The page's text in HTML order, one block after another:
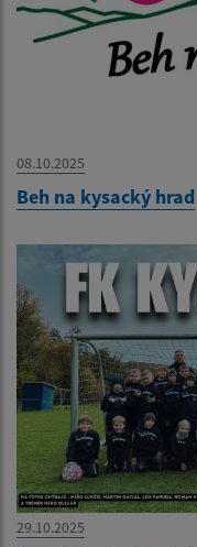
08.10.2025
Beh na kysacký hrad
29.10.2025